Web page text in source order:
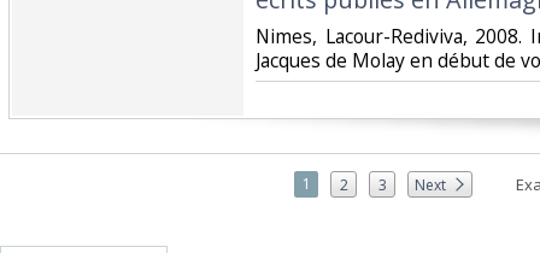
‎Nimes, Lacour-Rediviva,
Jacques de Molay en début de
1 2 3 Next